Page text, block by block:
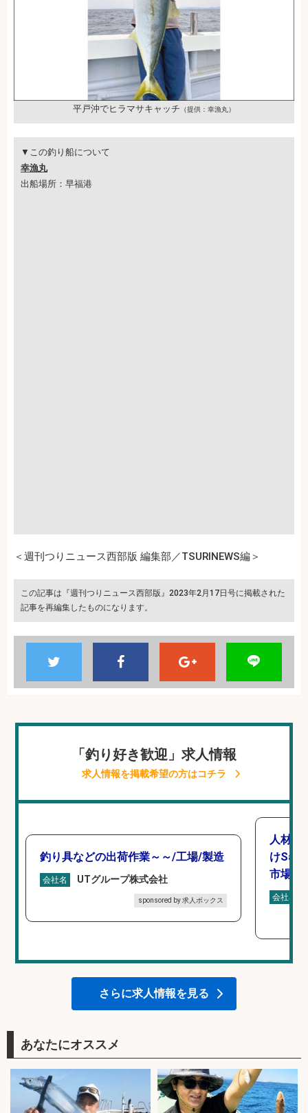
平戸沖でヒラマサキャッチ （提供：幸漁丸）
▼この釣り船について
幸漁丸
出船場所：早福港
＜週刊つりニュース西部版 編集部／TSURINEWS編＞
この記事は『週刊つりニュース西部版』2023年2月17日号に掲載された
記事を再編集したものになります。
「釣り好き歓迎」求人情報
求人情報を掲載希望の方はコチラ
釣り具などの出荷作業～～/工場/製造
会社名 UTグループ株式会社
sponsored by 求人ボックス
人材紹
け
市場上
会社名
さらに求人情報を見る
あなたにオススメ